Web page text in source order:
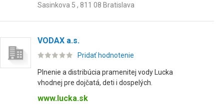
Sasinkova 5 , 811 08 Bratislava
VODAX a.s.
Pridať hodnotenie
Plnenie a distribúcia pramenitej vody Lucka
vhodnej pre dojčatá, deti i dospelých.
www.lucka.sk